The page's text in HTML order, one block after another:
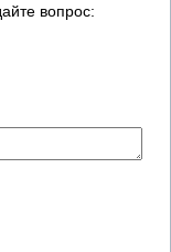
вопрос: